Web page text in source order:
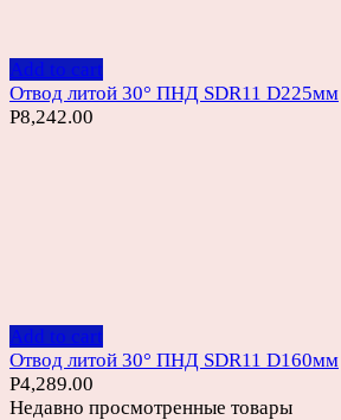
Add to cart
Отвод литой 30° ПНД SDR11 D225мм
Р8,242.00
Add to cart
Отвод литой 30° ПНД SDR11 D160мм
Р4,289.00
Недавно просмотренные товары